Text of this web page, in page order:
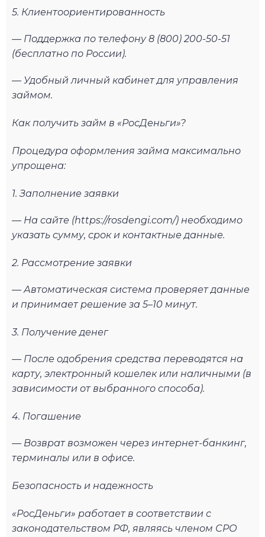
5. Клиентоориентированность
— Поддержка по телефону 8 (800) 200-50-51
(бесплатно по России).
— Удобный личный кабинет для управления
займом.
Как получить займ в «РосДеньги»?
Процедура оформления займа максимально
упрощена:
1. Заполнение заявки
— На сайте (https://rosdengi.com/) необходимо
указать сумму, срок и контактные данные.
2. Рассмотрение заявки
— Автоматическая система проверяет данные
и принимает решение за 5–10 минут.
3. Получение денег
— После одобрения средства переводятся на
карту, электронный кошелек или наличными (в
зависимости от выбранного способа).
4. Погашение
— Возврат возможен через интернет-банкинг,
терминалы или в офисе.
Безопасность и надежность
«РосДеньги» работает в соответствии с
законодательством РФ, являясь членом СРО